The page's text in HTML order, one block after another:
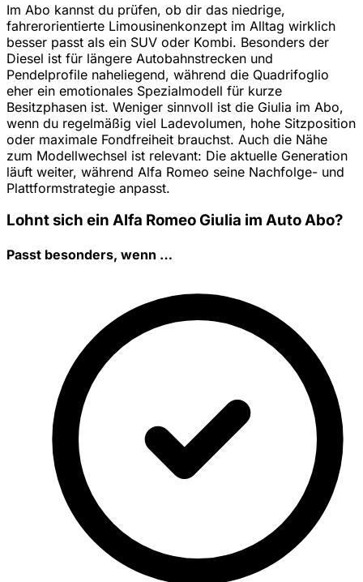
Im Abo kannst du prüfen, ob dir das niedrige,
fahrerorientierte Limousinenkonzept im Alltag wirklich
besser passt als ein SUV oder Kombi. Besonders der
Diesel ist für längere Autobahnstrecken und
Pendelprofile naheliegend, während die Quadrifoglio
eher ein emotionales Spezialmodell für kurze
Besitzphasen ist. Weniger sinnvoll ist die Giulia im Abo,
wenn du regelmäßig viel Ladevolumen, hohe Sitzposition
oder maximale Fondfreiheit brauchst. Auch die Nähe
zum Modellwechsel ist relevant: Die aktuelle Generation
läuft weiter, während Alfa Romeo seine Nachfolge- und
Plattformstrategie anpasst.
Lohnt sich ein Alfa Romeo Giulia im Auto Abo?
Passt besonders, wenn …